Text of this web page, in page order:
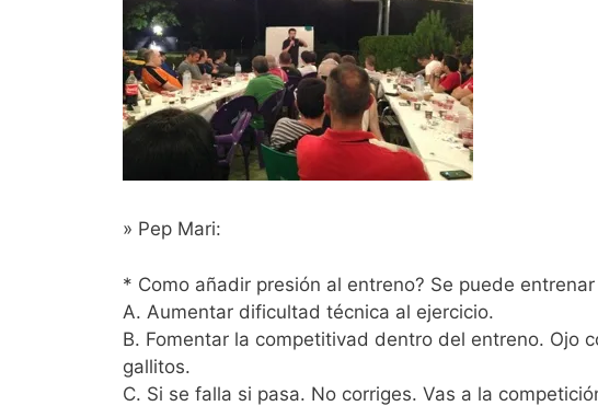
» Pep Mari:
* Como añadir presión al entreno? Se puede
A. Aumentar dificultad técnica al ejercicio.
B. Fomentar la competitivad dentro del entreno. Ojo
gallitos.
C. Si se falla si pasa. No corriges. Vas a la